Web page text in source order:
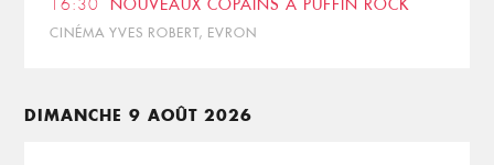
16:30 NOUVEAUX COPAINS À PUFFIN ROCK
CINÉMA YVES ROBERT, EVRON
DIMANCHE 9 AOÛT 2026